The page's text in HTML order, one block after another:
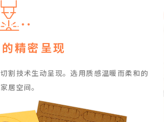
精密呈现
割技术生动呈现。选用质感温暖而柔和的
居空间。